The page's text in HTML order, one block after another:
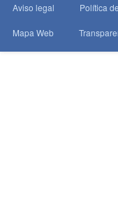
Aviso legal Política
Mapa Web